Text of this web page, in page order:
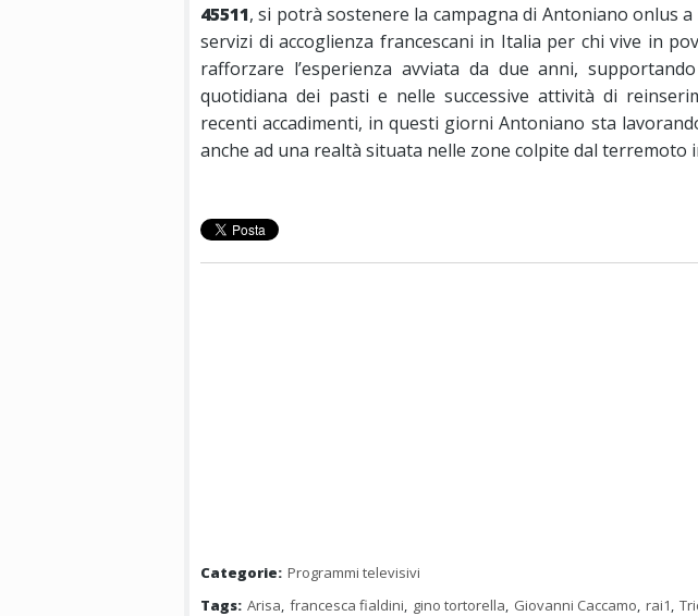
45511, si potrà sostenere la campagna di Antoniano onlus
servizi di accoglienza francescani in Italia per chi vive in
rafforzare l’esperienza avviata da due anni,
quotidiana dei pasti e nelle successive attività di
recenti accadimenti, in questi giorni Antoniano sta
anche ad una realtà situata nelle zone colpite dal terremoto
Categorie: Programmi televisivi
Tags: Arisa, francesca fialdini, gino tortorella, Giovanni Caccamo, rai1,